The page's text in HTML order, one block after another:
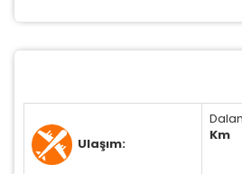
Pazarlama Çerezleri
Size ve ilgi alanlarınıza uygun
için kullanılır. Kapatırsanız
edersiniz, ancak daha az alakalı
Ulaşım:
Km